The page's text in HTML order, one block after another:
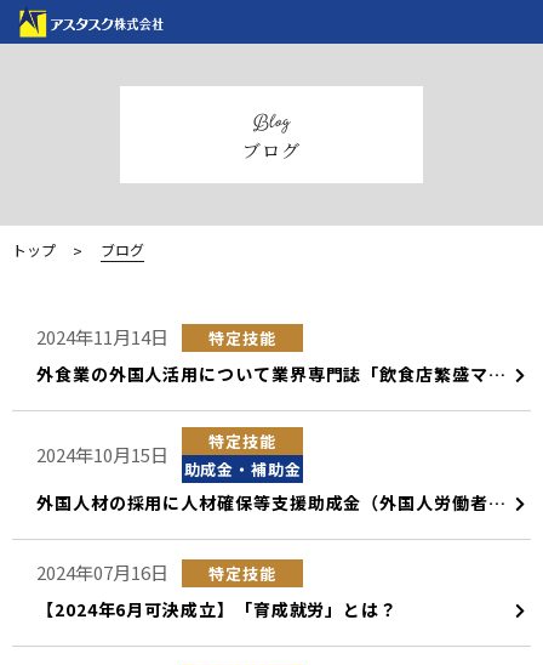
blog
ブログ
トップ ブログ
2024年11月14日 特定技能
外食業の外国人活用について業界専門誌「飲食店繁盛マニュアル」に紹介されました
2024年10月15日
特定技能
助成金・補助金
外国人材の採用に人材確保等支援助成金（外国人労働者就労環境整備助成コース）の活用について
2024年07月16日 特定技能
【2024年6月可決成立】「育成就労」とは？